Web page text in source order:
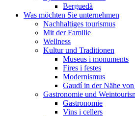
Berguedà
Was möchten Sie unternehmen
Nachhaltiges tourismus
Mit der Familie
Wellness
Kultur und Traditionen
Museus i monuments
Fires i festes
Modernismus
Gaudí in der Nähe
Gastronomie und
Gastronomie
Vins i cellers